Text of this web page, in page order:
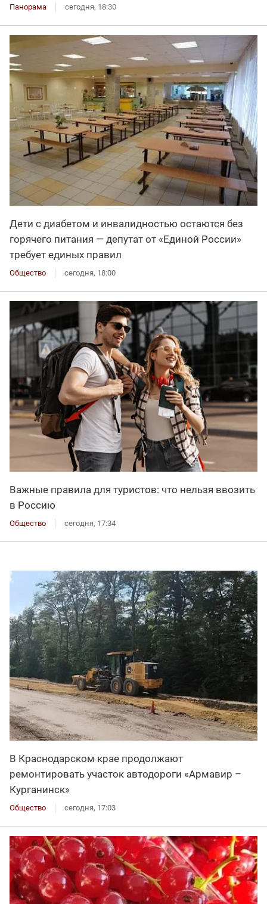
Панорама сегодня, 18:30
Дети с диабетом и инвалидностью остаются без
горячего питания — депутат от «Единой России»
требует единых правил
Общество сегодня, 18:00
Важные правила для туристов: что нельзя ввозить
в Россию
Общество сегодня, 17:34
В Краснодарском крае продолжают
ремонтировать участок автодороги «Армавир –
Курганинск»
Общество сегодня, 17:03